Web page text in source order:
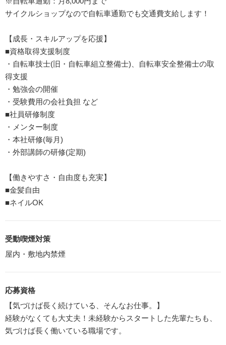
サイクルショップなので自転車通勤でも交通費支給します！
【成長・スキルアップを応援】
■資格取得支援制度
・自転車技士(旧・自転車組立整備士)、自転車安全整備士の取
得支援
・勉強会の開催
・受験費用の会社負担 など
■社員研修制度
・メンター制度
・本社研修(毎月)
・外部講師の研修(定期)
【働きやすさ・自由度も充実】
■金髪自由
■ネイルOK
受動喫煙対策
屋内・敷地内禁煙
応募資格
【気づけば長く続けている、そんなお仕事。】
経験がなくても大丈夫！未経験からスタートした先輩たちも、
気づけば長く働いている職場です。